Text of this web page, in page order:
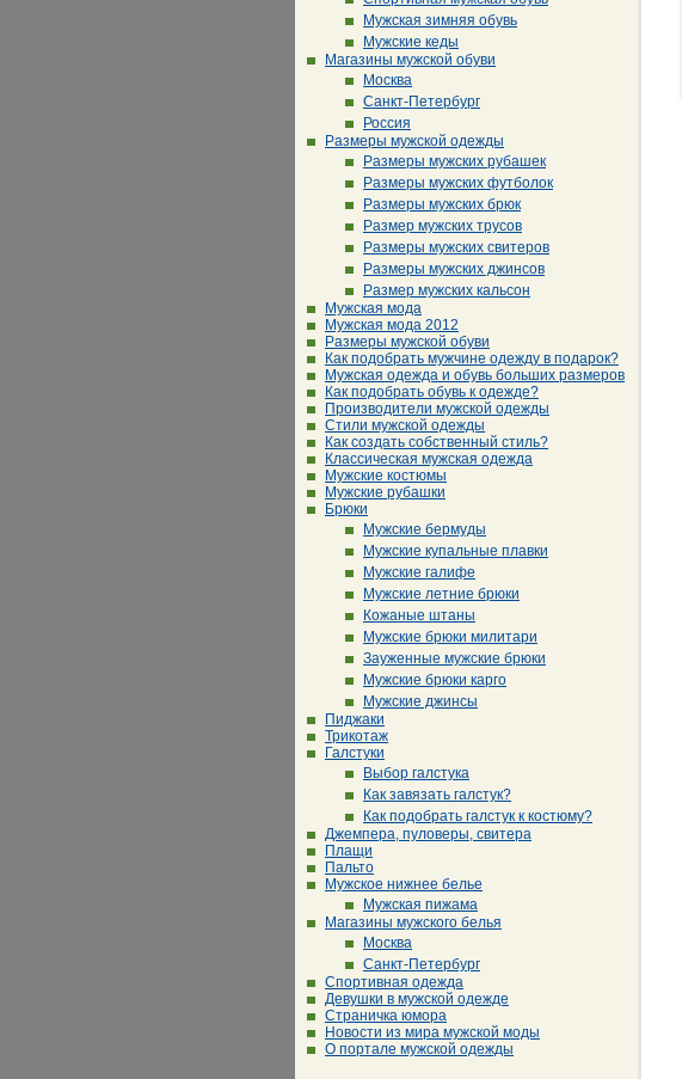
Мужская зимняя обувь
Мужские кеды
Магазины мужской обуви
Москва
Санкт-Петербург
Россия
Размеры мужской одежды
Размеры мужских рубашек
Размеры мужских футболок
Размеры мужских брюк
Размер мужских трусов
Размеры мужских свитеров
Размеры мужских джинсов
Размер мужских кальсон
Мужская мода
Мужская мода 2012
Размеры мужской обуви
Как подобрать мужчине одежду в подарок?
Мужская одежда и обувь больших размеров
Как подобрать обувь к одежде?
Производители мужской одежды
Стили мужской одежды
Как создать собственный стиль?
Классическая мужская одежда
Мужские костюмы
Мужские рубашки
Брюки
Мужские бермуды
Мужские купальные плавки
Мужские галифе
Мужские летние брюки
Кожаные штаны
Мужские брюки милитари
Зауженные мужские брюки
Мужские брюки карго
Мужские джинсы
Пиджаки
Трикотаж
Галстуки
Выбор галстука
Как завязать галстук?
Как подобрать галстук к костюму?
Джемпера, пуловеры, свитера
Плащи
Пальто
Мужское нижнее белье
Мужская пижама
Магазины мужского белья
Москва
Санкт-Петербург
Спортивная одежда
Девушки в мужской одежде
Страничка юмора
Новости из мира мужской моды
О портале мужской одежды